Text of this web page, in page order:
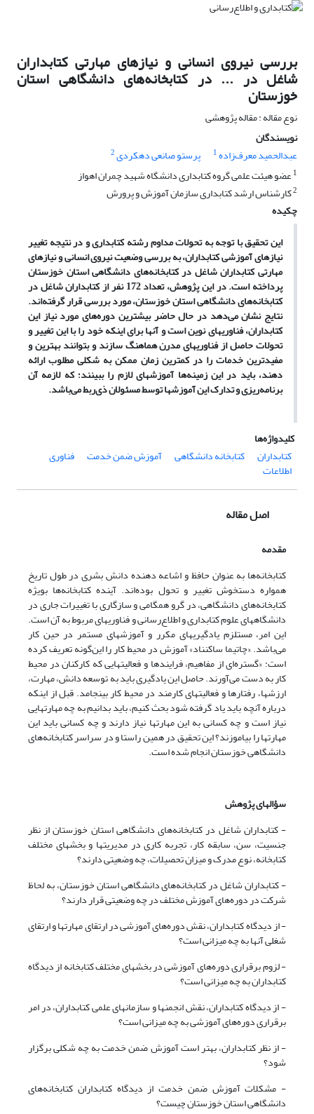
بررسی نیروی انسانی و نیازهای مهارتی کتابداران
شاغل در ... در کتابخانه‌های دانشگاهی استان
خوزستان
نوع مقاله : مقاله پژوهشی
نویسندگان
عبدالحمید معرف‌زاده1 پرستو صانعی دهکردی2
1عضو هیئت علمی گروه کتابداری دانشگاه شهید چمران اهواز
2کارشناس ارشد کتابداری سازمان آموزش و پرورش
چکیده
این تحقیق با توجه به تحولات مداوم رشته کتابداری و در نتیجه تغییر
نیازهای آموزشی کتابداران، به بررسی وضعیت نیروی انسانی و نیازهای
مهارتی کتابداران شاغل در کتابخانه‌های دانشگاهی استان خوزستان
پرداخته است. در این پژوهش، تعداد 172 نفر از کتابداران شاغل در
کتابخانه‌های دانشگاهی استان خوزستان، مورد بررسی قرار گرفته‌اند.
نتایج نشان می‌دهد در حال حاضر بیشترین دوره‌های مورد نیاز این
کتابداران، فناوریهای نوین است و آنها برای اینکه خود را با این تغییر و
تحولات حاصل از فناوریهای مدرن هماهنگ سازند و بتوانند بهترین و
مفیدترین خدمات را در کمترین زمان ممکن به شکلی مطلوب ارائه
دهند، باید در این زمینه‌ها آموزشهای لازم را ببینند؛ که لازمه آن
برنامه‌ریزی و تدارک این آموزشها توسط مسئولان ذی‌ربط می‌باشد.
کلیدواژه‌ها
کتابداران
کتابخانه دانشگاهی آموزش ضمن خدمت فناوری
اطلاعات
اصل مقاله
مقدمه
کتابخانه‌ها به عنوان حافظ و اشاعه دهنده دانش بشری در طول تاریخ
همواره دستخوش تغییر و تحول بوده‌اند. آینده کتابخانه‌ها بویژه
کتابخانه‌های دانشگاهی، در گرو همگامی و سازگاری با تغییرات جاری در
دانشگاههای علوم کتابداری و اطلاع‌رسانی و فناوریهای مربوط به آن است.
این امر، مستلزم یادگیریهای مکرر و آموزشهای مستمر در حین کار
می‌باشد. «چاتیما ساکنناد» آموزش در محیط کار را این‌گونه تعریف کرده
است: «گستره‌ای از مفاهیم، فرایندها و فعالیتهایی که کارکنان در محیط
کار به دست می‌آورند. حاصل این یادگیری باید به توسعه دانش، مهارت،
ارزشها، رفتارها و فعالیتهای کارمند در محیط کار بینجامد. قبل از اینکه
درباره آنچه باید یاد گرفته شود بحث کنیم، باید بدانیم به چه مهارتهایی
نیاز است و چه کسانی به این مهارتها نیاز دارند و چه کسانی باید این
مهارتها را بیاموزند؟ این تحقیق در همین راستا و در سراسر کتابخانه‌های
دانشگاهی خوزستان انجام شده است.
سؤالهای پژوهش
- کتابداران شاغل در کتابخانه‌های دانشگاهی استان خوزستان از نظر
جنسیت، سن، سابقه کار، تجربه کاری در مدیریتها و بخشهای مختلف
کتابخانه، نوع مدرک و میزان تحصیلات، چه وضعیتی دارند؟
- کتابداران شاغل در کتابخانه‌های دانشگاهی استان خوزستان، به لحاظ
شرکت در دوره‌های آموزش مختلف در چه وضعیتی قرار دارند؟
- از دیدگاه کتابداران، نقش دوره‌های آموزشی در ارتقای مهارتها و ارتقای
شغلی آنها به چه میزانی است؟
- لزوم برقراری دوره‌های آموزشی در بخشهای مختلف کتابخانه از دیدگاه
کتابداران به چه میزانی است؟
- از دیدگاه کتابداران، نقش انجمنها و سازمانهای علمی کتابداران، در امر
برقراری دوره‌های آموزشی به چه میزانی است؟
- از نظر کتابداران، بهتر است آموزش ضمن خدمت به چه شکلی برگزار
شود؟
- مشکلات آموزش ضمن خدمت از دیدگاه کتابداران کتابخانه‌های
دانشگاهی استان خوزستان چیست؟